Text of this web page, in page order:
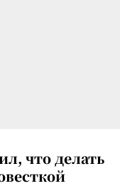
что делать